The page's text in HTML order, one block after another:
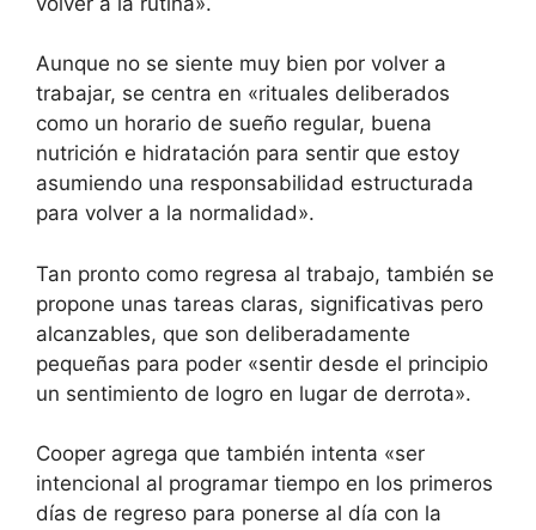
Aunque no se siente muy bien por volver a
trabajar, se centra en «rituales deliberados
como un horario de sueño regular, buena
nutrición e hidratación para sentir que estoy
asumiendo una responsabilidad estructurada
para volver a la normalidad».
Tan pronto como regresa al trabajo, también se
propone unas tareas claras, significativas pero
alcanzables, que son deliberadamente
pequeñas para poder «sentir desde el principio
un sentimiento de logro en lugar de derrota».
Cooper agrega que también intenta «ser
intencional al programar tiempo en los primeros
días de regreso para ponerse al día con la